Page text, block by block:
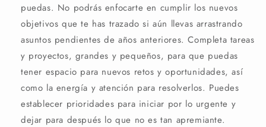
puedas. No podrás enfocarte en cumplir los nuevos
objetivos que te has trazado si aún llevas arrastrando
asuntos pendientes de años anteriores. Completa tareas
y proyectos, grandes y pequeños, para que puedas
tener espacio para nuevos retos y oportunidades, así
como la energía y atención para resolverlos. Puedes
establecer prioridades para iniciar por lo urgente y
dejar para después lo que no es tan apremiante.